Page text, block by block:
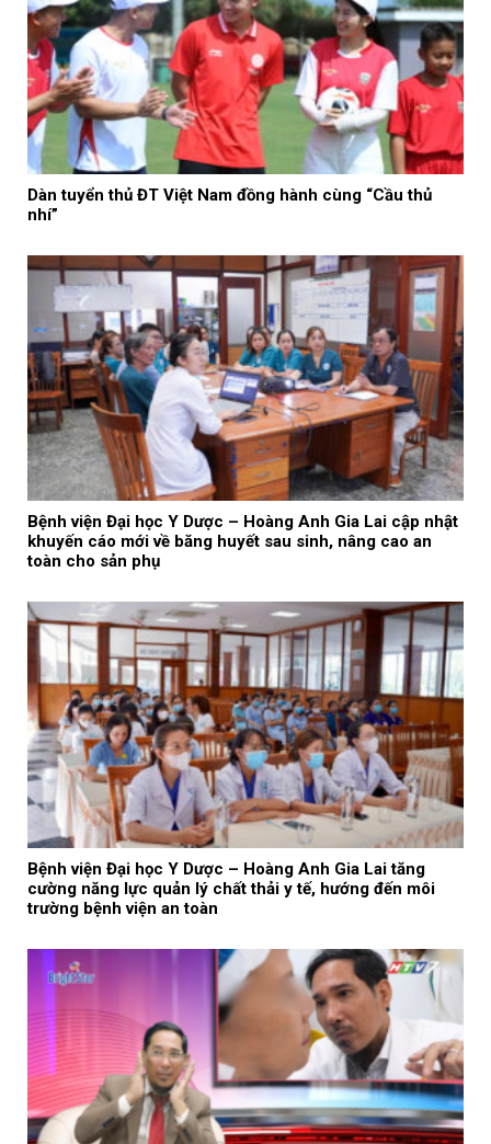
Dàn tuyển thủ ĐT Việt Nam đồng hành cùng “Cầu thủ
nhí”
Bệnh viện Đại học Y Dược – Hoàng Anh Gia Lai cập nhật
khuyến cáo mới về băng huyết sau sinh, nâng cao an
toàn cho sản phụ
Bệnh viện Đại học Y Dược – Hoàng Anh Gia Lai tăng
cường năng lực quản lý chất thải y tế, hướng đến môi
trường bệnh viện an toàn